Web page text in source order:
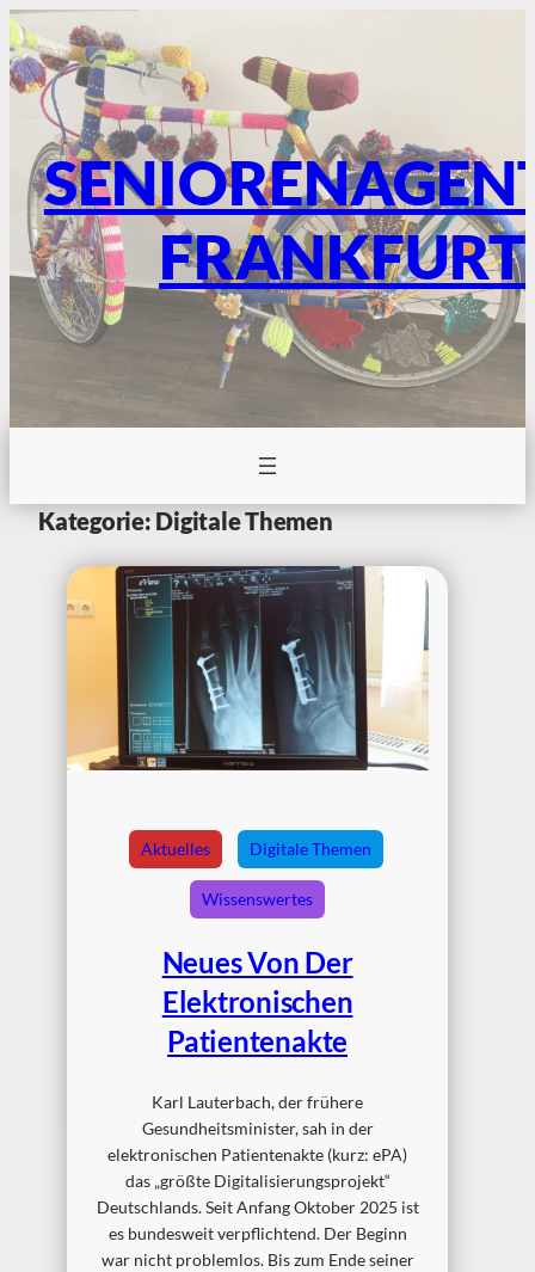
FRANKFURT
Kategorie: Digitale Themen
Aktuelles Digitale Themen
Wissenswertes
Neues Von Der
Elektronischen
Patientenakte
Karl Lauterbach, der frühere
Gesundheitsminister, sah in der
elektronischen Patientenakte (kurz: ePA)
das „größte Digitalisierungsprojekt“
Deutschlands. Seit Anfang Oktober 2025 ist
es bundesweit verpflichtend. Der Beginn
war nicht problemlos. Bis zum Ende seiner